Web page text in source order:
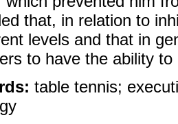
that, in relation to
levels and that in
to have the ability
table tennis;